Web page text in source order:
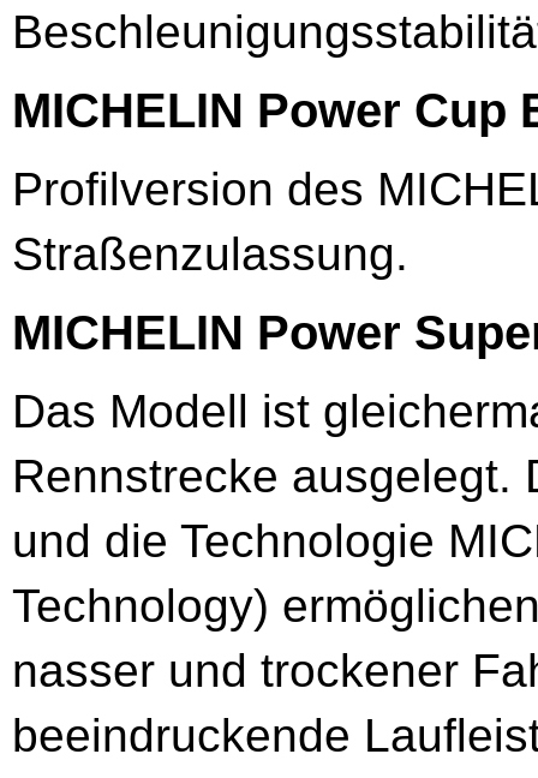
MICHELIN Power Cup
Profilversion des
Straßenzulassung.
MICHELIN Power
Das Modell ist
Rennstrecke ausgelegt.
und die Technologie
Technology)
nasser und trockener
beeindruckende